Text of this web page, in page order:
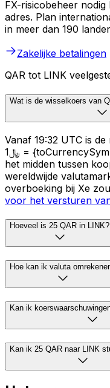
FX-risicobeheer
adres. Plan
in meer dan 190
Zakelijke betalingen
QAR tot LINK
Wat is de wisselkoers van
Vanaf 19:32 UTC is
﷼1 = {toCurrencySymbol}0.0334. De middenkoers is
het midden tussen
wereldwijde
overboeking bij Xe
voor het versturen
Hoeveel is 25 QAR in LINK?
Hoe kan ik valuta
Kan ik
Kan ik 25 QAR naar LINK